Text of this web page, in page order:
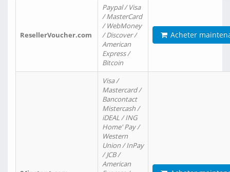
ResellerVoucher.com
Paypal / Visa
/ MasterCard
/ WebMoney
/ Discover /
American
Express /
Bitcoin
Acheter
Visa /
Mastercard /
Bancontact
Mistercash /
iDEAL / ING
Home' Pay /
Western
Union / InPay
/ JCB /
American